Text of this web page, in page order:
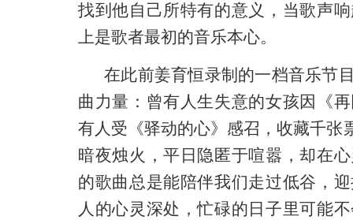
找到他自己所特有的意义， 当歌声
上是歌者最初的音乐本心。
在此前姜育恒录制的一档音乐节
曲力量：曾有人生失意的女孩因《
有人受《驿动的心》感召，收藏千张
暗夜烛火，平日隐匿于喧嚣，却在
的歌曲总是能陪伴我们走过低谷，
人的心灵深处，忙碌的日子里可能